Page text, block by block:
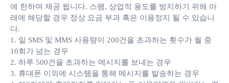
에 한하며 제공 됩니다. 스팸, 상업적 용도를 방지하기 위해 아
래에 해당할 경우 정상 요금 부과 혹은 이용정지 될 수 있습니
다.
1. 일 SMS 및 MMS 사용량이 200건을 초과하는 횟수가 월 중
10회가 넘는 경우
2. 하루 500건을 초과하는 메시지를 보내는 경우
3. 휴대폰 이외에 시스템을 통해 메시지를 발송하는 경우